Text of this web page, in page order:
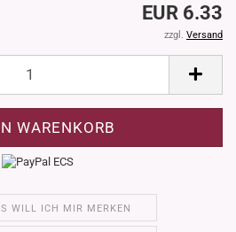
EUR 6.33
zzgl. Versand
WILL ICH MIR MERKEN